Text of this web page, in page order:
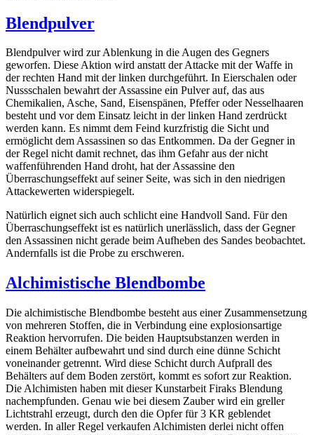
Blendpulver
Blendpulver wird zur Ablenkung in die Augen des Gegners
geworfen. Diese Aktion wird anstatt der Attacke mit der Waffe in
der rechten Hand mit der linken durchgeführt. In Eierschalen oder
Nussschalen bewahrt der Assassine ein Pulver auf, das aus
Chemikalien, Asche, Sand, Eisenspänen, Pfeffer oder Nesselhaaren
besteht und vor dem Einsatz leicht in der linken Hand zerdrückt
werden kann. Es nimmt dem Feind kurzfristig die Sicht und
ermöglicht dem Assassinen so das Entkommen. Da der Gegner in
der Regel nicht damit rechnet, das ihm Gefahr aus der nicht
waffenführenden Hand droht, hat der Assassine den
Überraschungseffekt auf seiner Seite, was sich in den niedrigen
Attackewerten widerspiegelt.
Natürlich eignet sich auch schlicht eine Handvoll Sand. Für den
Überraschungseffekt ist es natürlich unerlässlich, dass der Gegner
den Assassinen nicht gerade beim Aufheben des Sandes beobachtet.
Andernfalls ist die Probe zu erschweren.
Alchimistische Blendbombe
Die alchimistische Blendbombe besteht aus einer Zusammensetzung
von mehreren Stoffen, die in Verbindung eine explosionsartige
Reaktion hervorrufen. Die beiden Hauptsubstanzen werden in
einem Behälter aufbewahrt und sind durch eine dünne Schicht
voneinander getrennt. Wird diese Schicht durch Aufprall des
Behälters auf dem Boden zerstört, kommt es sofort zur Reaktion.
Die Alchimisten haben mit dieser Kunstarbeit Firaks Blendung
nachempfunden. Genau wie bei diesem Zauber wird ein greller
Lichtstrahl erzeugt, durch den die Opfer für 3 KR geblendet
werden. In aller Regel verkaufen Alchimisten derlei nicht offen